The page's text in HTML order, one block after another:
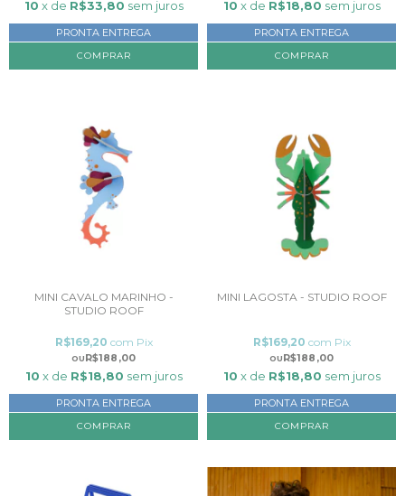
10 x de R$33,80 sem juros
PRONTA ENTREGA
10 x de R$18,80 sem juros
PRONTA ENTREGA
MINI CAVALO MARINHO -
STUDIO ROOF
R$188,00
R$169,20 com Pix
10 x de R$18,80 sem juros
PRONTA ENTREGA
MINI LAGOSTA - STUDIO ROOF
R$188,00
R$169,20 com Pix
10 x de R$18,80 sem juros
PRONTA ENTREGA